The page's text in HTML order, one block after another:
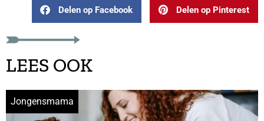
Delen op Facebook Delen op Pinterest
LEES OOK
Jongensmama